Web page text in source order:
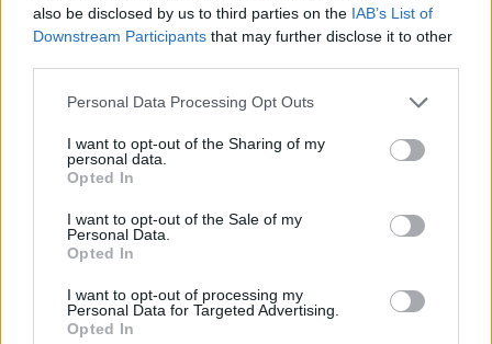
also be disclosed by us to third parties on the IAB’s List of
Downstream Participants that may further disclose it to other
Personal Data Processing Opt Outs
I want to opt-out of the Sharing of my
personal data.
Opted In
I want to opt-out of the Sale of my
Personal Data.
Opted In
I want to opt-out of processing my
Personal Data for Targeted Advertising.
Opted In
NAUJI